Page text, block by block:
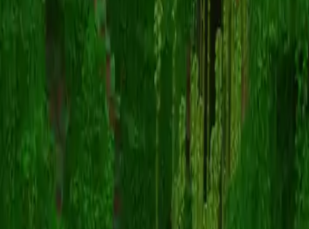
SkyyShooFleur